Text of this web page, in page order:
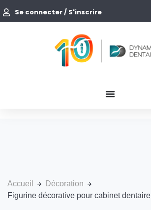
Se connecter / S'inscrire
Accueil
Décoration
Figurine décorative pour cabinet dentaire